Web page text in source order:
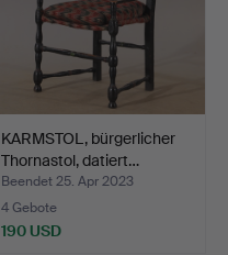
KARMSTOL, bürgerlicher
Thornastol, datiert…
Beendet 25. Apr 2023
4 Gebote
190 USD